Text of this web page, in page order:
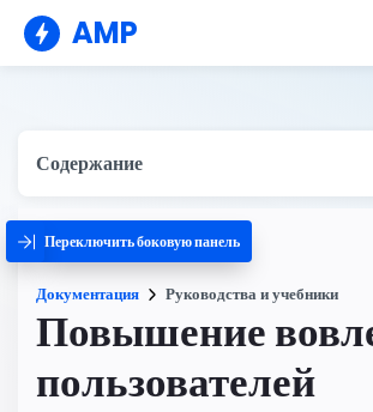
AMP
Содержание
Переключить боковую панель
Документация Руководства и учебники
Повышение
пользователей